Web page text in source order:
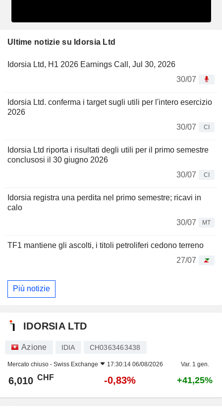
Ultime notizie su Idorsia Ltd
Idorsia Ltd, H1 2026 Earnings Call, Jul 30, 2026
30/07
Idorsia Ltd. conferma i target sugli utili per l'intero esercizio
2026
30/07
CI
Idorsia Ltd riporta i risultati degli utili per il primo semestre
conclusosi il 30 giugno 2026
30/07
CI
Idorsia registra una perdita nel primo semestre; ricavi in
calo
30/07
MT
TF1 mantiene gli ascolti, i titoli petroliferi cedono terreno
27/07
Più notizie
IDORSIA LTD
Azione IDIA CH0363463438
Mercato chiuso - Swiss Exchange 17:30:14 06/08/2026 Var. 1 gen.
6,010 CHF -0,83% +41,25%